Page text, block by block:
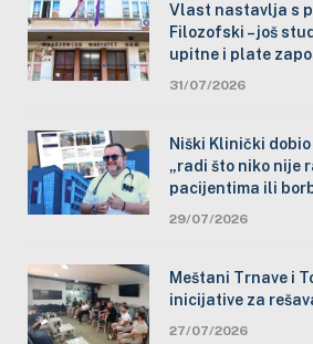
Vlast nastavlja s
Filozofski – još
upitne i plate
31/07/2026
Niški Klinički
„radi što niko nije
pacijentima ili
29/07/2026
Meštani Trnave i
inicijative za
27/07/2026